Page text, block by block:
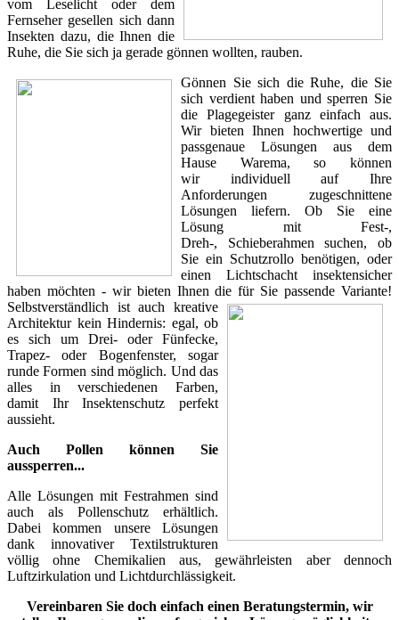
vom Leselicht oder dem
Fernseher gesellen sich dann
Insekten dazu, die Ihnen die
Ruhe, die Sie sich ja gerade gönnen wollten, rauben.
Gönnen Sie sich die Ruhe, die Sie
sich verdient haben und sperren Sie
die Plagegeister ganz einfach aus.
Wir bieten Ihnen hochwertige und
passgenaue Lösungen aus dem
Hause Warema, so können
wir individuell auf Ihre
Anforderungen zugeschnittene
Lösungen liefern. Ob Sie eine
Lösung mit Fest-,
Dreh-, Schieberahmen suchen, ob
Sie ein Schutzrollo benötigen, oder
einen Lichtschacht insektensicher
haben möchten - wir bieten Ihnen die für Sie passende Variante!
Selbstverständlich ist auch kreative
Architektur kein Hindernis: egal, ob
es sich um Drei- oder Fünfecke,
Trapez- oder Bogenfenster, sogar
runde Formen sind möglich. Und das
alles in verschiedenen Farben,
damit Ihr Insektenschutz perfekt
aussieht.
Auch Pollen können Sie
aussperren...
Alle Lösungen mit Festrahmen sind
auch als Pollenschutz erhältlich.
Dabei kommen unsere Lösungen
dank innovativer Textilstrukturen
völlig ohne Chemikalien aus, gewährleisten aber dennoch
Luftzirkulation und Lichtdurchlässigkeit.
Vereinbaren Sie doch einfach einen Beratungstermin, wir